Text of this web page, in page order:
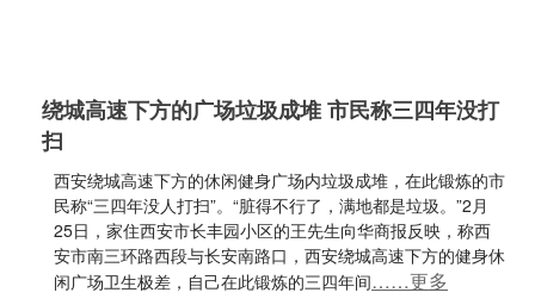
绕城高速下方的广场垃圾成堆 市民称三四年没打
扫
西安绕城高速下方的休闲健身广场内垃圾成堆，在此锻炼的市
民称“三四年没人打扫”。“脏得不行了，满地都是垃圾。”2月
25日，家住西安市长丰园小区的王先生向华商报反映，称西
安市南三环路西段与长安南路口，西安绕城高速下方的健身休
闲广场卫生极差，自己在此锻炼的三四年间……更多